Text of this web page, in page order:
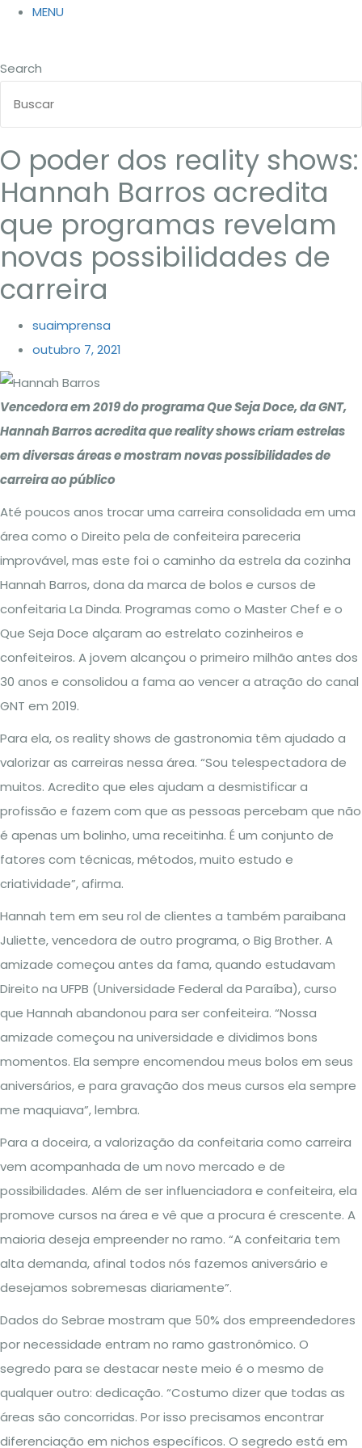
MENU
Search
O poder dos reality shows:
Hannah Barros acredita
que programas revelam
novas possibilidades de
carreira
suaimprensa
outubro 7, 2021
Vencedora em 2019 do programa Que Seja Doce, da GNT,
Hannah Barros acredita que reality shows criam estrelas
em diversas áreas e mostram novas possibilidades de
carreira ao público
Até poucos anos trocar uma carreira consolidada em uma
área como o Direito pela de confeiteira pareceria
improvável, mas este foi o caminho da estrela da cozinha
Hannah Barros, dona da marca de bolos e cursos de
confeitaria La Dinda. Programas como o Master Chef e o
Que Seja Doce alçaram ao estrelato cozinheiros e
confeiteiros. A jovem alcançou o primeiro milhão antes dos
30 anos e consolidou a fama ao vencer a atração do canal
GNT em 2019.
Para ela, os reality shows de gastronomia têm ajudado a
valorizar as carreiras nessa área. “Sou telespectadora de
muitos. Acredito que eles ajudam a desmistificar a
profissão e fazem com que as pessoas percebam que não
é apenas um bolinho, uma receitinha. É um conjunto de
fatores com técnicas, métodos, muito estudo e
criatividade”, afirma.
Hannah tem em seu rol de clientes a também paraibana
Juliette, vencedora de outro programa, o Big Brother. A
amizade começou antes da fama, quando estudavam
Direito na UFPB (Universidade Federal da Paraíba), curso
que Hannah abandonou para ser confeiteira. “Nossa
amizade começou na universidade e dividimos bons
momentos. Ela sempre encomendou meus bolos em seus
aniversários, e para gravação dos meus cursos ela sempre
me maquiava”, lembra.
Para a doceira, a valorização da confeitaria como carreira
vem acompanhada de um novo mercado e de
possibilidades. Além de ser influenciadora e confeiteira, ela
promove cursos na área e vê que a procura é crescente. A
maioria deseja empreender no ramo. “A confeitaria tem
alta demanda, afinal todos nós fazemos aniversário e
desejamos sobremesas diariamente”.
Dados do Sebrae mostram que 50% dos empreendedores
por necessidade entram no ramo gastronômico. O
segredo para se destacar neste meio é o mesmo de
qualquer outro: dedicação. “Costumo dizer que todas as
áreas são concorridas. Por isso precisamos encontrar
diferenciação em nichos específicos. O segredo está em